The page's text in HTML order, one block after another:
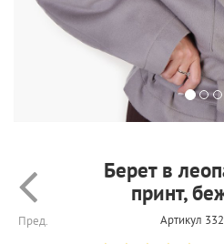
Пред.
Берет в
принт,
Артикул